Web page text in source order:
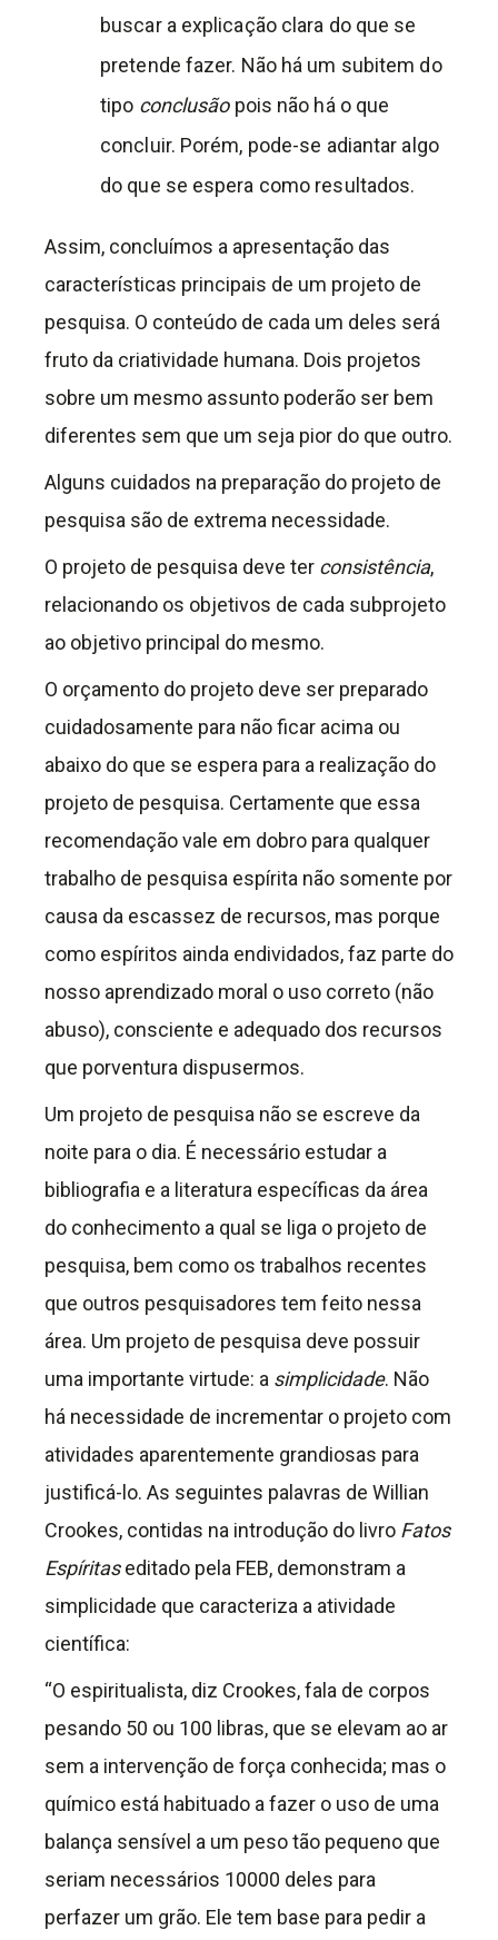
buscar a explicação clara do que se
pretende fazer. Não há um subitem do
tipo conclusãopois não há o que
concluir. Porém, pode-se adiantar algo
do que se espera como resultados.
Assim, concluímos a apresentação das
características principais de um projeto de
pesquisa. O conteúdo de cada um deles será
fruto da criatividade humana. Dois projetos
sobre um mesmo assunto poderão ser bem
diferentes sem que um seja pior do que outro.
Alguns cuidados na preparação do projeto de
pesquisa são de extrema necessidade.
O projeto de pesquisa deve ter consistência,
relacionando os objetivos de cada subprojeto
ao objetivo principal do mesmo.
O orçamento do projeto deve ser preparado
cuidadosamente para não ficar acima ou
abaixo do que se espera para a realização do
projeto de pesquisa. Certamente que essa
recomendação vale em dobro para qualquer
trabalho de pesquisa espírita não somente por
causa da escassez de recursos, mas porque
como espíritos ainda endividados, faz parte do
nosso aprendizado moral o uso correto (não
abuso), consciente e adequado dos recursos
que porventura dispusermos.
Um projeto de pesquisa não se escreve da
noite para o dia. É necessário estudar a
bibliografia e a literatura específicas da área
do conhecimento a qual se liga o projeto de
pesquisa, bem como os trabalhos recentes
que outros pesquisadores tem feito nessa
área. Um projeto de pesquisa deve possuir
uma importante virtude: a simplicidade. Não
há necessidade de incrementar o projeto com
atividades aparentemente grandiosas para
justificá-lo. As seguintes palavras de Willian
Crookes, contidas na introdução do livro Fatos
Espíritaseditado pela FEB, demonstram a
simplicidade que caracteriza a atividade
científica:
“O espiritualista, diz Crookes, fala de corpos
pesando 50 ou 100 libras, que se elevam ao ar
sem a intervenção de força conhecida; mas o
químico está habituado a fazer o uso de uma
balança sensível a um peso tão pequeno que
seriam necessários 10000 deles para
perfazer um grão. Ele tem base para pedir a